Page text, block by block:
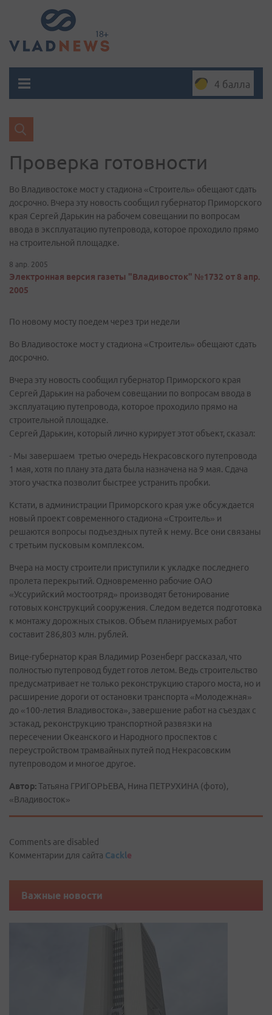
4 балла
Проверка готовности
Во Владивостоке мост у стадиона «Строитель» обещают сдать
досрочно. Вчера эту новость сообщил губернатор Приморского
края Сергей Дарькин на рабочем совещании по вопросам
ввода в эксплуатацию путепровода, которое проходило прямо
на строительной площадке.
8 апр. 2005
Электронная версия газеты "Владивосток" №1732 от 8 апр.
2005
По новому мосту поедем через три недели
Во Владивостоке мост у стадиона «Строитель» обещают сдать
досрочно.
Вчера эту новость сообщил губернатор Приморского края
Сергей Дарькин на рабочем совещании по вопросам ввода в
эксплуатацию путепровода, которое проходило прямо на
строительной площадке.
Сергей Дарькин, который лично курирует этот объект, сказал:
- Мы завершаем третью очередь Некрасовского путепровода
1 мая, хотя по плану эта дата была назначена на 9 мая. Сдача
этого участка позволит быстрее устранить пробки.
Кстати, в администрации Приморского края уже обсуждается
новый проект современного стадиона «Строитель» и
решаются вопросы подъездных путей к нему. Все они связаны
с третьим пусковым комплексом.
Вчера на мосту строители приступили к укладке последнего
пролета перекрытий. Одновременно рабочие ОАО
«Уссурийский мостоотряд» производят бетонирование
готовых конструкций сооружения. Следом ведется подготовка
к монтажу дорожных стыков. Объем планируемых работ
составит 286,803 млн. рублей.
Вице-губернатор края Владимир Розенберг рассказал, что
полностью путепровод будет готов летом. Ведь строительство
предусматривает не только реконструкцию старого моста, но и
расширение дороги от остановки транспорта «Молодежная»
до «100-летия Владивостока», завершение работ на съездах с
эстакад, реконструкцию транспортной развязки на
пересечении Океанского и Народного проспектов с
переустройством трамвайных путей под Некрасовским
путепроводом и многое другое.
Автор:Татьяна ГРИГОРЬЕВА, Нина ПЕТРУХИНА (фото),
«Владивосток»
Comments are disabled
Комментарии для сайта Cackle
Важные новости